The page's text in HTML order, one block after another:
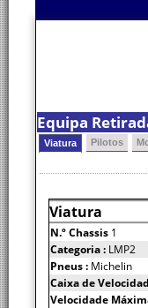
Equipa
Viatura Pilotos
Viatura
N.º Chassis 1
Categoria : LMP2
Pneus : Michelin
Caixa de
Velocidade